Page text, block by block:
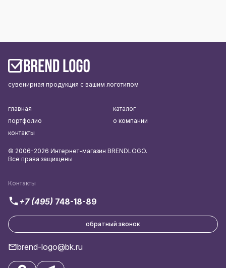
сувенирная продукция с вашим логотипом
Контакты
+7 (495) 748-18-89
обратный звонок
brend-logo@bk.ru
главная
каталог
портфолио
о компании
контакты
© 2006-2026 Интернет-магазин BRENDLOGO.
Все права защищены